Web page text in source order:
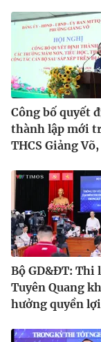
Công bố quyết
thành lập mới
THCS Giảng
Bộ GD&ĐT: Thi
Tuyên Quang
hưởng quyền